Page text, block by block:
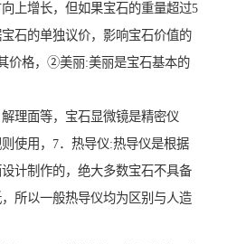
上增长，但如果宝石的重量超过5
石的单独议价，影响宝石价值的
价格，②美丽:美丽是宝石基本的
面等，宝石显微镜是精密仪
使用，7．热导仪:热导仪是根据
计制作的，绝大多数宝石不具备
所以一般热导仪均为区别与人造